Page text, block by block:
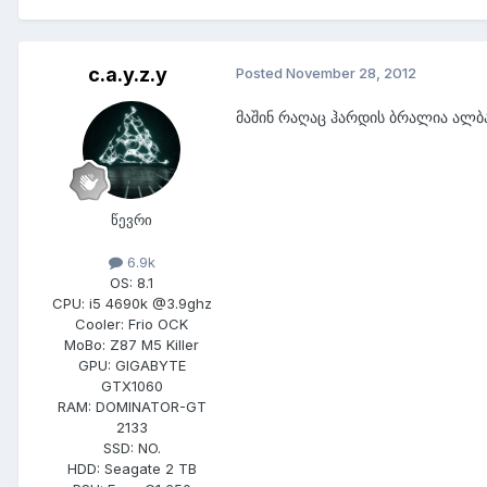
c.a.y.z.y
წევრი
6.9k
OS: 8.1
CPU: i5 4690k @3.9ghz
Cooler: Frio OCK
MoBo: Z87 M5 Killer
GPU: GIGABYTE
GTX1060
RAM: DOMINATOR-GT
2133
SSD: NO.
HDD: Seagate 2 TB
Posted November 28, 2012
მაშინ რაღაც ჰარდის ბრალია